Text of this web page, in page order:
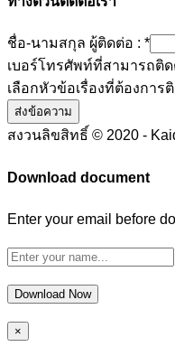
ชื่อ-นามสกุล ผู้ติดต่อ : *
เบอร์โทรศัพท์ที่สามารถติ
เลือกหัวข้อเรื่องที่ต้องการ
ส่งข้อความ
สงวนลิขสิทธิ์ © 2020 -
Download document
Enter your email before
Download Now
×